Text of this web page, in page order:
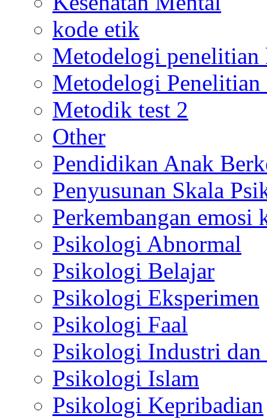
kode etik
Metodelogi
Metodelogi
Metodik test 2
Other
Pendidikan Anak
Penyusunan Skala
Perkembangan emosi
Psikologi Abnormal
Psikologi Belajar
Psikologi Eksperimen
Psikologi Faal
Psikologi Industri dan
Psikologi Islam
Psikologi Kepribadian